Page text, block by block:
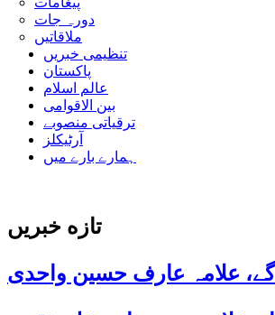
دورہ جات
ملاقاتیں
تنظیمی خبریں
پاکستان
عالم اسلام
بین الاقوامی
ترقیاتی منصوبے
آرٹیکلز
ہمارے بارے میں
تازه خبریں
علامہ عارف حسین واحدی